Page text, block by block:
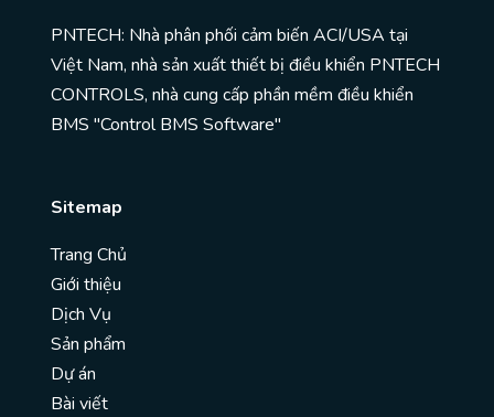
PNTECH: Nhà phân phối cảm biến ACI/USA tại
Việt Nam, nhà sản xuất thiết bị điều khiển PNTECH
CONTROLS, nhà cung cấp phần mềm điều khiển
BMS "Control BMS Software"
Sitemap
Trang Chủ
Giới thiệu
Dịch Vụ
Sản phẩm
Dự án
Bài viết